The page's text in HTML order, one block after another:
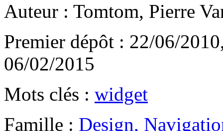
Auteur : Tomtom, Pierre
Premier dépôt : 22/06/
06/02/2015
Mots clés : widget
Famille : Design,